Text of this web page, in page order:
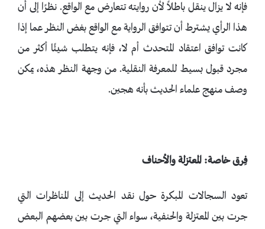
فإنه لا يزال ينقل باطلاً لأن روايته تتعارض مع الواقع. نظرًا إلى أن
هذا الرأي يشترط أن تتوافق الرواية مع الواقع بغض النظر عما إذا
كانت توافق اعتقاد المتحدث أم لا، فإنه يتطلب شيئًا أكثر من
مجرد قبول بسيط للمعرفة النقلية. من وجهة النظر هذه، يمكن
وصف منهج علماء الحديث بأنه هجين.
فِرق خاصة: المعتزلة والأحناف
تعود السجالات المبكرة حول نقد الحديث إلى المناظرات التي
جرت بين المعتزلة والحنفية، سواء التي جرت بين بعضهم البعض